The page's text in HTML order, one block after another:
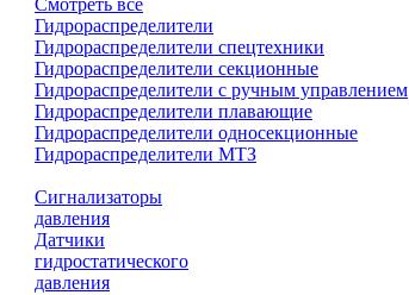
Смотреть все
Гидрораспределители
Гидрораспределители спецтехники
Гидрораспределители секционные
Гидрораспределители с ручным управлением
Гидрораспределители плавающие
Гидрораспределители односекционные
Гидрораспределители МТЗ
Сигнализаторы
давления
Датчики
гидростатического
давления